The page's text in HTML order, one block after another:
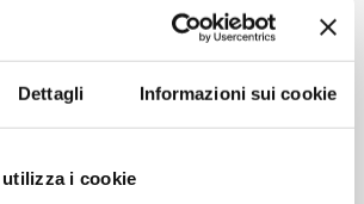
Dettagli Informazioni sui cookie
i cookie
Contattaci
Imboccatura:T.corona
Peso (gr):2950